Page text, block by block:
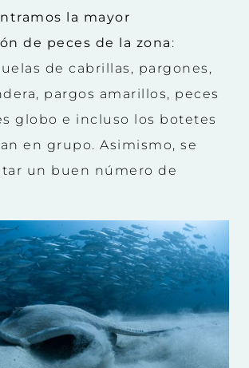
la mayor
de peces de la zona :
de cabrillas, pargones,
pargos amarillos, peces
globo e incluso los botetes
en grupo. Asimismo, se
un buen número de